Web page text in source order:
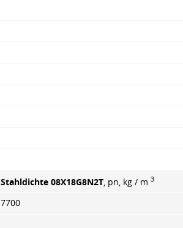
Stahldichte 08X18G8N2T , pn, kg / m 3
7700